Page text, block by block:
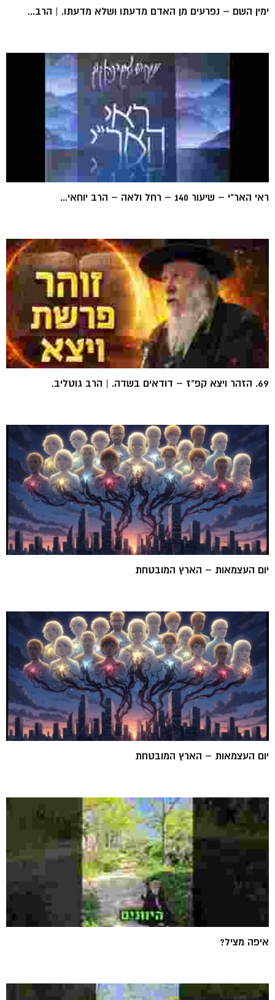
ימין השם – נפרעים מן האדם מדעתו ושלא מדעתו. | הרב...
ראי האר"י – שיעור 140 – רחל ולאה – הרב יוחאי...
69. הזהר ויצא קפ"ז – דודאים בשדה. | הרב גוטליב.
יום העצמאות – הארץ המובטחת
יום העצמאות – הארץ המובטחת
איפה מציל?